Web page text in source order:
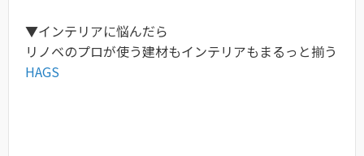
▼インテリアに悩んだら
リノベのプロが使う建材もインテリアもまるっと揃う
HAGS